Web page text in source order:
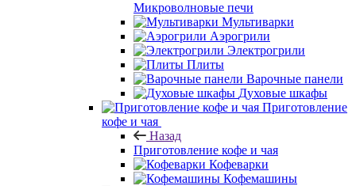
Микроволновые печи
Мультиварки
Аэрогрили
Электрогрили
Плиты
Варочные панели
Духовые шкафы
Приготовление
кофе и чая
Назад
Приготовление кофе и чая
Кофеварки
Кофемашины